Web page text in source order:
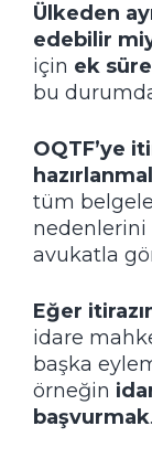
Ülkeden
edebilir
için ek süre
bu
OQTF’ye
tüm
avukatla
Eğer
idare
başka
örneğin
başvurmak.